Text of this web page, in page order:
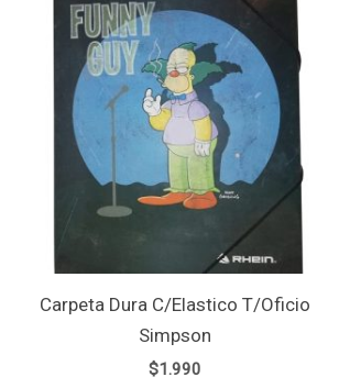
Carpeta Dura C/Elastico T/Oficio
Simpson
$1.990